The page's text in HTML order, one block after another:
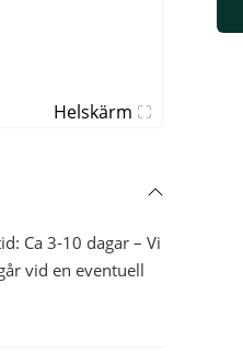
Helskärm
Ca 3-10 dagar – Vi
vid en eventuell